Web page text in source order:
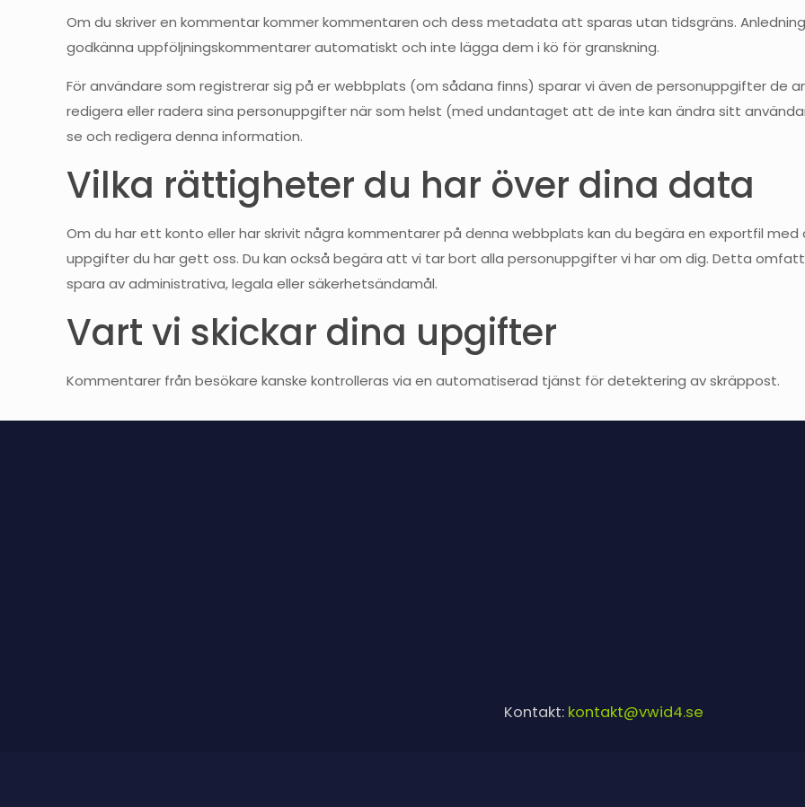
Om du skriver en kommentar kommer kommentaren och dess metadata att sparas utan tidsgräns.
godkänna uppföljningskommentarer automatiskt och inte lägga dem i kö för granskning.
För användare som registrerar sig på er webbplats (om sådana finns) sparar vi även de personuppgifter de
redigera eller radera sina personuppgifter när som helst (med undantaget att de inte kan ändra sitt
se och redigera denna information.
Vilka rättigheter du har över dina data
Om du har ett konto eller har skrivit några kommentarer på denna webbplats kan du begära en exportfil med
uppgifter du har gett oss. Du kan också begära att vi tar bort alla personuppgifter vi har om dig. Detta
spara av administrativa, legala eller säkerhetsändamål.
Vart vi skickar dina upgifter
Kommentarer från besökare kanske kontrolleras via en automatiserad tjänst för detektering av skräppost.
Kontakt: kontakt@vwid4.se